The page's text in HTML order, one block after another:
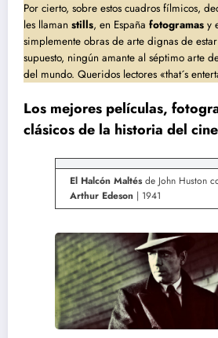
Por cierto, sobre estos cuadros fílmicos,
les llaman stills, en España fotogramas y
simplemente obras de arte dignas de
supuesto, ningún amante al séptimo arte
del mundo. Queridos lectores «that´s
Los mejores películas,
clásicos de la historia del
El Halcón Maltésde John Huston
Arthur Edeson | 1941